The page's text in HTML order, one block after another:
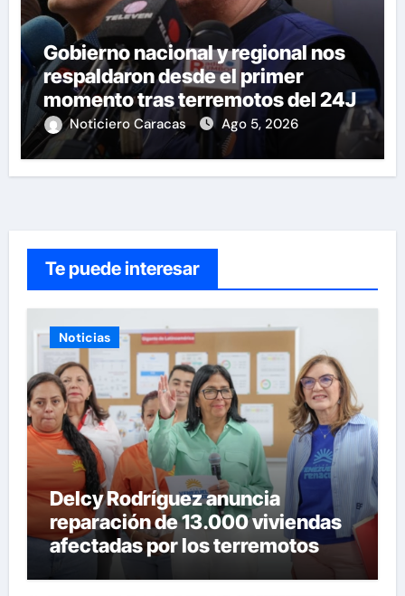
Gobierno nacional y regional nos
respaldaron desde el primer
momento tras terremotos del 24J
Noticiero Caracas Ago 5, 2026
Te puede interesar
Noticias
Delcy Rodríguez anuncia
reparación de 13.000 viviendas
afectadas por los terremotos